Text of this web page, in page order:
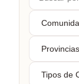
por
nombre...
Autónomas
Provincias
Tipos